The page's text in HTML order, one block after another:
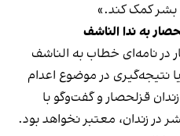
بشر کمک کند.»
به ندا الناشف
در نامه‌ای خطاب به الناشف
نتیجه‌گیری در موضوع اعدام
زندان قزلحصار و گفت‌وگو با
زندان، معتبر نخواهد بود.